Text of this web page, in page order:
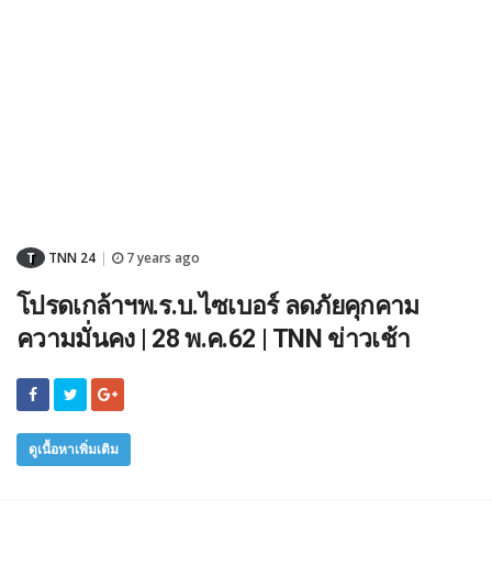
T TNN 24 7 years ago
โปรดเกล้าฯพ.ร.บ.ไซเบอร์ ลดภัยคุกคาม
ความมั่นคง | 28 พ.ค.62 | TNN ข่าวเช้า
ดูเนื้อหาเพิ่มเติม